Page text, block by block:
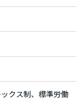
クス制、標準労働